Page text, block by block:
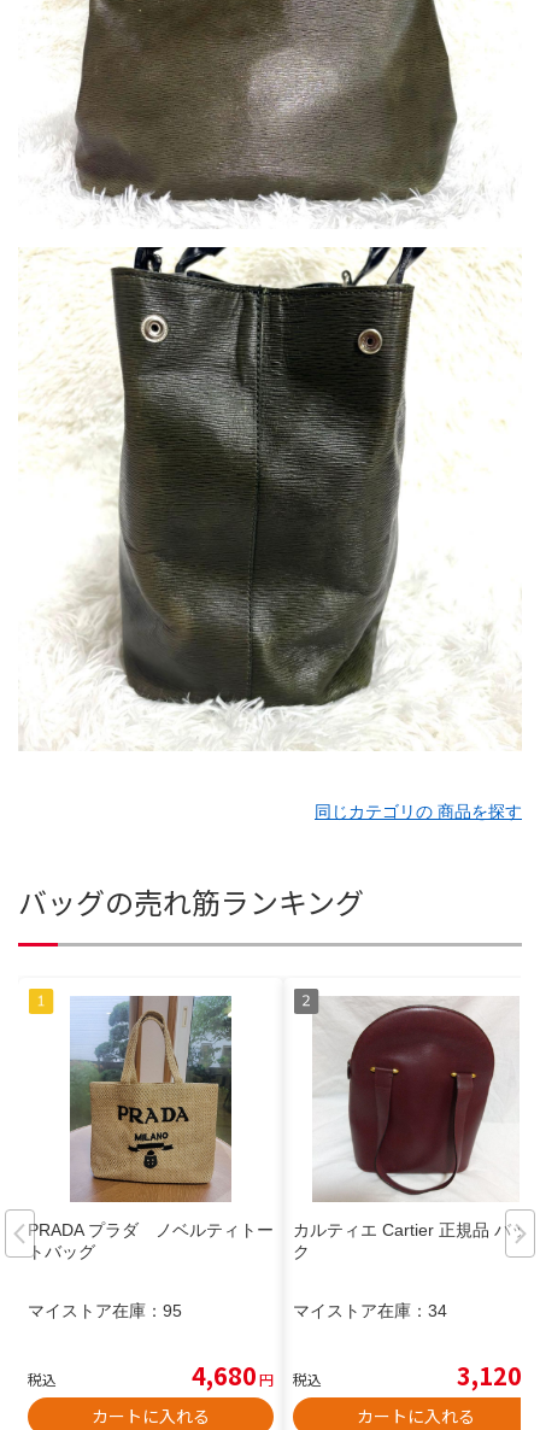
同じカテゴリの 商品を探す
バッグの売れ筋ランキング
PRADA プラダ ノベルティトー
トバッグ
マイストア在庫： 95
税込 4,680円
カートに入れる
カルティエ Cartier 正規品 バッ
ク
マイストア在庫： 34
税込 3,120
カートに入れる